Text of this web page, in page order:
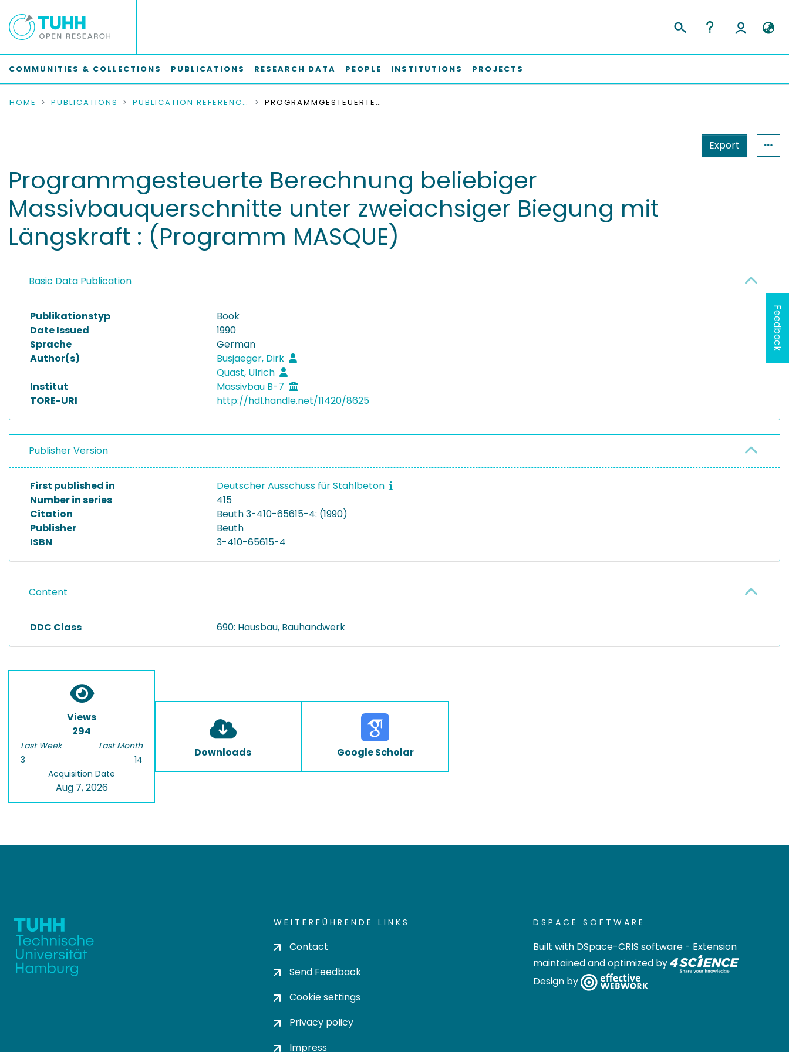
COMMUNITIES & COLLECTIONS PUBLICATIONS RESEARCH DATA PEOPLE INSTITUTIONS PROJECTS
HOME PUBLICATIONS PUBLICATION REFERENCES PROGRAMMGESTEUERTE BERECHNUNG BELIEBIGER MASSIVBAUQUERSCHNITTE UNTER ZWEIACHSIGER BIEGUNG MIT LÄNGSKRAFT : (PROGRAMM MASQUE)
Export
Programmgesteuerte Berechnung beliebiger
Massivbauquerschnitte unter zweiachsiger Biegung mit
Längskraft : (Programm MASQUE)
Basic Data Publication
Publikationstyp
Book
Date Issued
1990
Sprache
German
Author(s)
Busjaeger, Dirk
Quast, Ulrich
Institut
Massivbau B-7
TORE-URI
http://hdl.handle.net/11420/8625
Publisher Version
First published in
Deutscher Ausschuss für Stahlbeton
Number in series
415
Citation
Beuth 3-410-65615-4: (1990)
Publisher
Beuth
ISBN
3-410-65615-4
Content
DDC Class 690: Hausbau, Bauhandwerk
Views
294
Last Week
3
Last Month
14
Acquisition Date
Aug 7, 2026
Downloads Google Scholar
WEITERFÜHRENDE LINKS
Contact
Send Feedback
Cookie settings
Privacy policy
Impress
DSPACE SOFTWARE
Built with DSpace-CRIS software - Extension
maintained and optimized by
Design by
Feedback